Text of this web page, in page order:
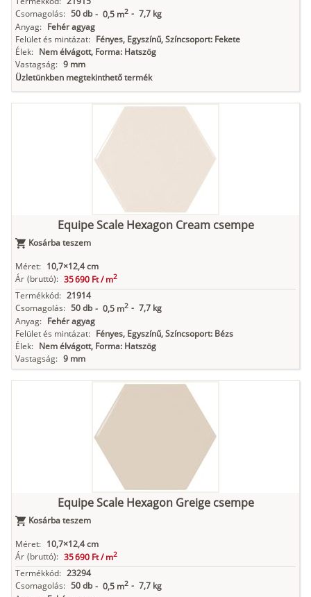
Csomagolás: 50 db - 0,5 m2 - 7,7 kg
Anyag: Fehér agyag
Felület és mintázat: Fényes, Egyszínű, Színcsoport: Fekete
Élek: Nem élvágott, Forma: Hatszög
Vastagság: 9 mm
Üzletünkben megtekinthető termék
Equipe Scale Hexagon Cream csempe
Kosárba teszem
Méret: 10,7×12,4 cm
Ár (bruttó): 35 690 Ft /m2
Termékkód: 21914
Csomagolás: 50 db - 0,5 m2 - 7,7 kg
Anyag: Fehér agyag
Felület és mintázat: Fényes, Egyszínű, Színcsoport: Bézs
Élek: Nem élvágott, Forma: Hatszög
Vastagság: 9 mm
Equipe Scale Hexagon Greige csempe
Kosárba teszem
Méret: 10,7×12,4 cm
Ár (bruttó): 35 690 Ft /m2
Termékkód: 23294
Csomagolás: 50 db - 0,5 m2 - 7,7 kg